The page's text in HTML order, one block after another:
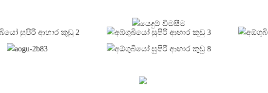
අපි පාරිභෝගිකයින්ට ගුණාත්මක නිෂ්පාදන ලබා දීමට උත්සාහ කරමු.තොරතුරු
දැක්වීම් ඉල්ලන්න, අප අමතන්න!